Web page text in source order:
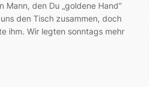
Mann, den Du „goldene Hand“
den Tisch zusammen, doch
ihm. Wir legten sonntags mehr